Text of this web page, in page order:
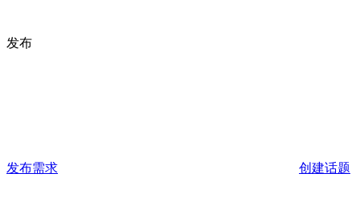
发布
发布需求 创建话题